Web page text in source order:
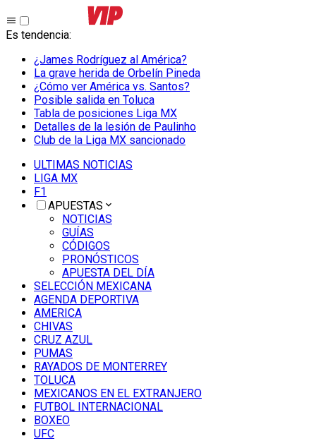
Es tendencia:
¿James Rodríguez al América?
La grave herida de Orbelín Pineda
¿Cómo ver América vs. Santos?
Posible salida en Toluca
Tabla de posiciones Liga MX
Detalles de la lesión de Paulinho
Club de la Liga MX sancionado
ULTIMAS NOTICIAS
LIGA MX
F1
APUESTAS
NOTICIAS
GUÍAS
CÓDIGOS
PRONÓSTICOS
APUESTA DEL DÍA
SELECCIÓN MEXICANA
AGENDA DEPORTIVA
AMERICA
CHIVAS
CRUZ AZUL
PUMAS
RAYADOS DE MONTERREY
TOLUCA
MEXICANOS EN EL EXTRANJERO
FUTBOL INTERNACIONAL
BOXEO
UFC